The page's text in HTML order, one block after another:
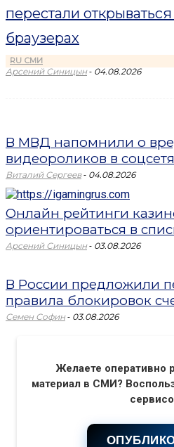
перестали
браузерах
RU СМИ
Арсений Синицын - 04.08.2026
В МВД напомнили о
видеороликов в
Виталий Сергеев - 04.08.2026
Онлайн рейтинги
ориентироваться в
Арсений Синицын - 03.08.2026
В России предложили
правила блокировок
Семен Софин - 03.08.2026
Желаете оперативно
материал в СМИ?